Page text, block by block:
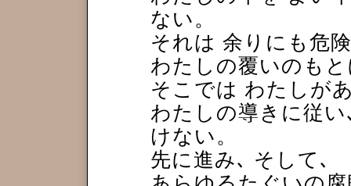
ない。
それは 余りにも危
わたしの覆いのも
そこでは わたしが
わたしの導きに従
けない。
先に進み､ そして､